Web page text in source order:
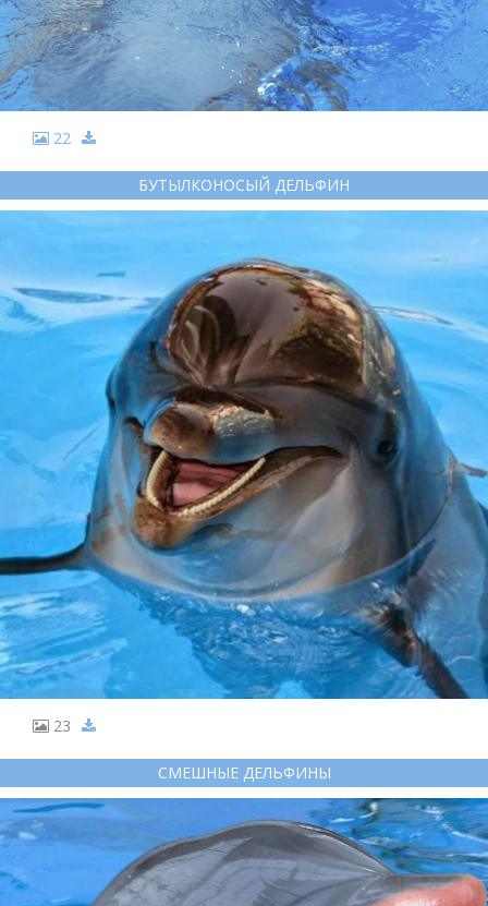
22
БУТЫЛКОНОСЫЙ ДЕЛЬФИН
23
СМЕШНЫЕ ДЕЛЬФИНЫ